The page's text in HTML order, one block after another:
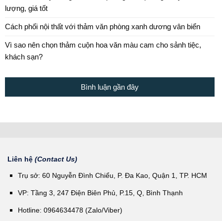
lượng, giá tốt
Cách phối nội thất với thảm văn phòng xanh dương vân biển
Vì sao nên chọn thảm cuộn hoa văn màu cam cho sảnh tiệc,
khách sạn?
Bình luận gần đây
Liên hệ (Contact Us)
Trụ sở: 60 Nguyễn Đình Chiểu, P. Đa Kao, Quận 1, TP. HCM
VP: Tầng 3, 247 Điện Biên Phủ, P.15, Q, Bình Thạnh
Hotline: 0964634478 (Zalo/Viber)